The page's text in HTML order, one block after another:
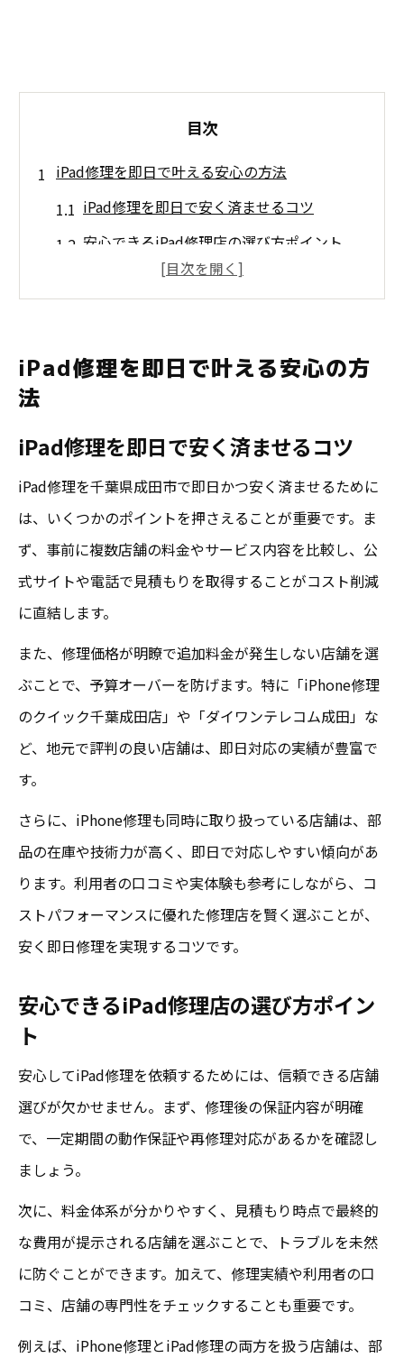
目次
iPad修理を即日で叶える安心の方法
iPad修理を即日で安く済ませるコツ
安心できるiPad修理店の選び方ポイント
iPad修理にかかる日数と即日対応の実態
千葉県成田市ならiPhone修理も安く安心
iPhone/iPad修理で安心できる業者の特徴
安くて信頼できるiPhone修理サービス選び
iPhone修理の安心保証と即日対応の魅力
iPhone修理で安さと安心を両立する方法
即日対応でiPad故障の不安を解消しよう
iPad故障時に安心な即日修理の流れ
iPhone/iPad修理は即日対応が安心の理由
安心して使い続けるiPad修理のメリット
iPhone/iPad修理か買い替えか迷う理由
コスパで選ぶiPad修理と買い替えの比較
信頼と安心を重視するiPad修理のコツ
iPhone/iPad修理で失敗しない安心の選び方
安いiPad修理でも信頼を重視する理由
iPad修理で安心を得るための比較ポイント
iPad修理を即日で叶える安心の方
法
iPad修理を即日で安く済ませるコツ
iPad修理を千葉県成田市で即日かつ安く済ませるために
は、いくつかのポイントを押さえることが重要です。ま
ず、事前に複数店舗の料金やサービス内容を比較し、公
式サイトや電話で見積もりを取得することがコスト削減
に直結します。
また、修理価格が明瞭で追加料金が発生しない店舗を選
ぶことで、予算オーバーを防げます。特に「iPhone修理
のクイック千葉成田店」や「ダイワンテレコム成田」な
ど、地元で評判の良い店舗は、即日対応の実績が豊富で
す。
さらに、iPhone修理も同時に取り扱っている店舗は、部
品の在庫や技術力が高く、即日で対応しやすい傾向があ
ります。利用者の口コミや実体験も参考にしながら、コ
ストパフォーマンスに優れた修理店を賢く選ぶことが、
安く即日修理を実現するコツです。
安心できるiPad修理店の選び方ポイン
ト
安心してiPad修理を依頼するためには、信頼できる店舗
選びが欠かせません。まず、修理後の保証内容が明確
で、一定期間の動作保証や再修理対応があるかを確認し
ましょう。
次に、料金体系が分かりやすく、見積もり時点で最終的
な費用が提示される店舗を選ぶことで、トラブルを未然
に防ぐことができます。加えて、修理実績や利用者の口
コミ、店舗の専門性をチェックすることも重要です。
例えば、iPhone修理とiPad修理の両方を扱う店舗は、部